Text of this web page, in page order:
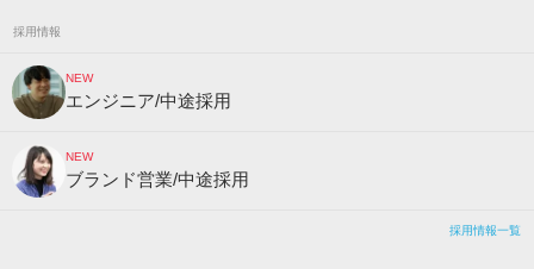
採用情報
NEW
エンジニア/中途採用
NEW
ブランド営業/中途採用
採用情報一覧